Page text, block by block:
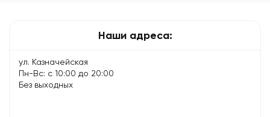
Наши адреса:
ул. Казначейская
Пн-Вс: с 10:00 до 20:00
Без выходных